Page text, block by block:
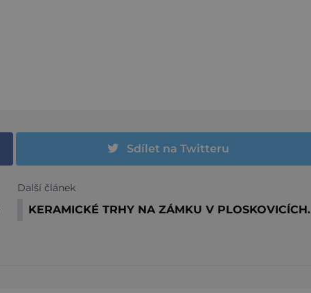
Sdílet na Twitteru
Další článek
KERAMICKÉ TRHY NA ZÁMKU V PLOSKOVICÍCH.